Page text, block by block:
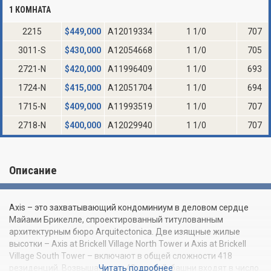
1 КОМНАТА
2215 $449,000 A12019334 1 1/0
707
3011-S
$430,000 A12054668 1 1/0
705
2721-N
$420,000 A11996409 1 1/0
693
1724-N
$415,000 A12051704 1 1/0
694
1715-N
$409,000 A11993519 1 1/0
707
2718-N
$400,000 A12029940 1 1/0 707
Описание
Axis – это захватывающий кондоминиум в деловом сердце
Майами Брикелле, спроектированный титулованным
архитектурным бюро Arquitectonica. Две изящные жилые
высотки – Axis at Brickell Village North Tower и Axis at Brickell
Village South Tower – включают в общей сложности 418
резиденций. Возвышаясь на 40 этажей, башни входят в число
Читать подробнее